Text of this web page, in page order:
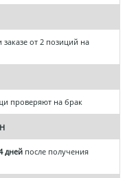
заказе от 2 позиций на
проверяют на брак
дней после получения